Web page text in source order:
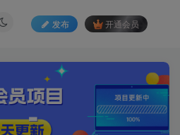
发布 开通会员